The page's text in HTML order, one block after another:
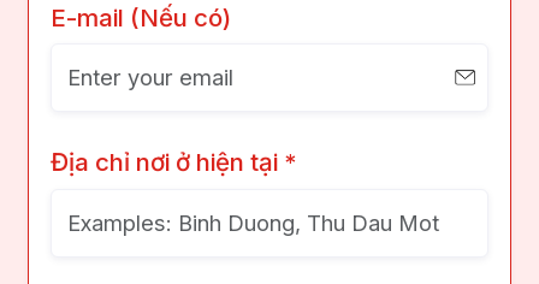
E-mail (Nếu có)
Địa chỉ nơi ở hiện tại *